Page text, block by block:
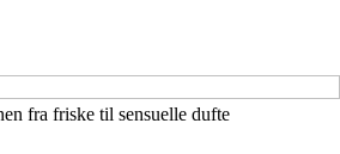
fra friske til sensuelle dufte